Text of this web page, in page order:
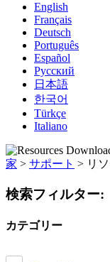
English
Français
Deutsch
Português
Español
Русский
日本語
한국어
Türkçe
Italiano
家 > サポート > リ
検索フィルター:
カテゴリー